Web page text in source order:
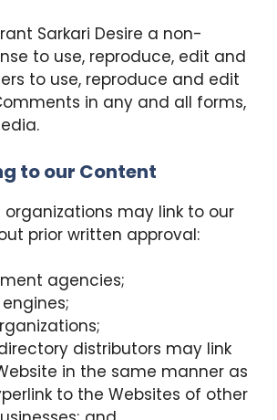
Sarkari Desire a non-
to use, reproduce, edit and
to use, reproduce and edit
in any and all forms,
to our Content
organizations may link to our
prior written approval:
agencies;
distributors may link
in the same manner as
to the Websites of other